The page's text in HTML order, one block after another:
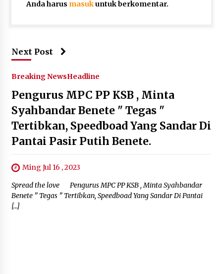
Anda harus masukuntuk berkomentar.
Next Post
Breaking NewsHeadline
Pengurus MPC PP KSB , Minta
Syahbandar Benete " Tegas "
Tertibkan, Speedboad Yang Sandar Di
Pantai Pasir Putih Benete.
Ming Jul 16 , 2023
Spread the love Pengurus MPC PP KSB , Minta Syahbandar
Benete ” Tegas ” Tertibkan, Speedboad Yang Sandar Di Pantai
[…]